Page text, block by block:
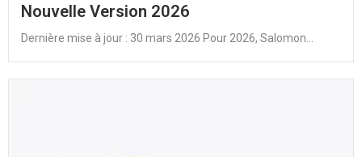
Nouvelle Version 2026
Dernière mise à jour : 30 mars 2026 Pour 2026, Salomon...